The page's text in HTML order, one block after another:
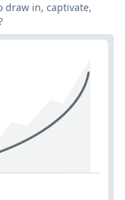
draw in, captivate,